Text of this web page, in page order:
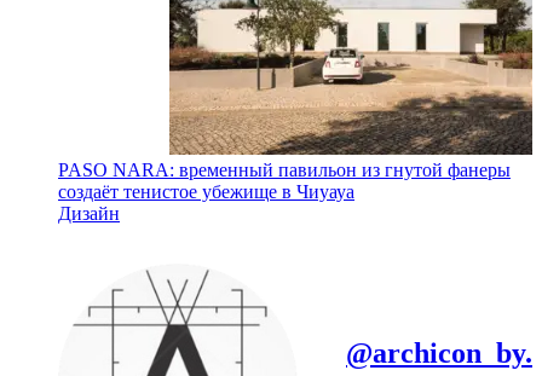
PASO NARA: временный павильон из гнутой фанеры
создаёт тенистое убежище в Чиуауа
Дизайн
@archicon_by.